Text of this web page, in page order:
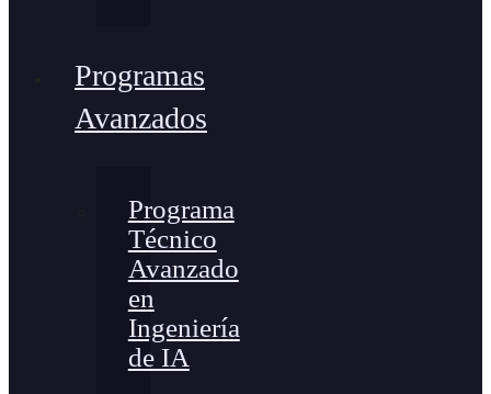
Programas
Avanzados
Programa
Técnico
Avanzado
en
Ingeniería
de IA